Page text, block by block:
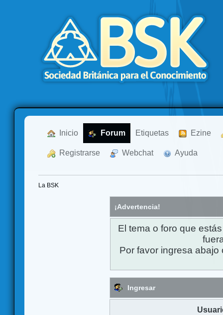
Inicio Forum Etiquetas Ezine
Registrarse Webchat Ayuda
La BSK
¡Advertencia!
El tema o foro que
Por favor ingresa
Ingresar